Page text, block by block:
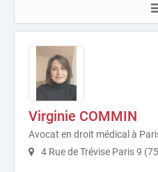
Virginie COMMIN
Avocat en droit médical à
4 Rue de Trévise Paris 9